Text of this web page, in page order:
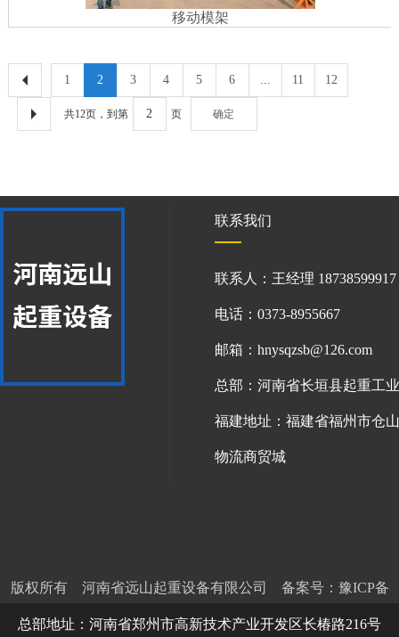
移动模架
1 2 3 4 5 6 ... 11 12
共12页，到第 页 确定
联系我们
联系人：王经理
电话：0373-8955667
邮箱：hnysqzsb@126.com
总部：河南省长垣县起重工
福建地址：福建省福州市仓
物流商贸城
版权所有 河南省远山起重设备有限公司 备案号： 豫ICP备
2020030596号-3
总部地址：河南省郑州市高新技术产业开发区长椿路216号